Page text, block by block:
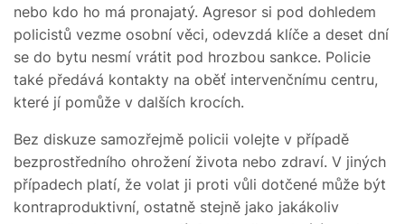
nebo kdo ho má pronajatý. Agresor si pod dohledem
policistů vezme osobní věci, odevzdá klíče a deset dní
se do bytu nesmí vrátit pod hrozbou sankce. Policie
také předává kontakty na oběť intervenčnímu centru,
které jí pomůže v dalších krocích.
Bez diskuze samozřejmě policii volejte v případě
bezprostředního ohrožení života nebo zdraví. V jiných
případech platí, že volat ji proti vůli dotčené může být
kontraproduktivní, ostatně stejně jako jakákoliv